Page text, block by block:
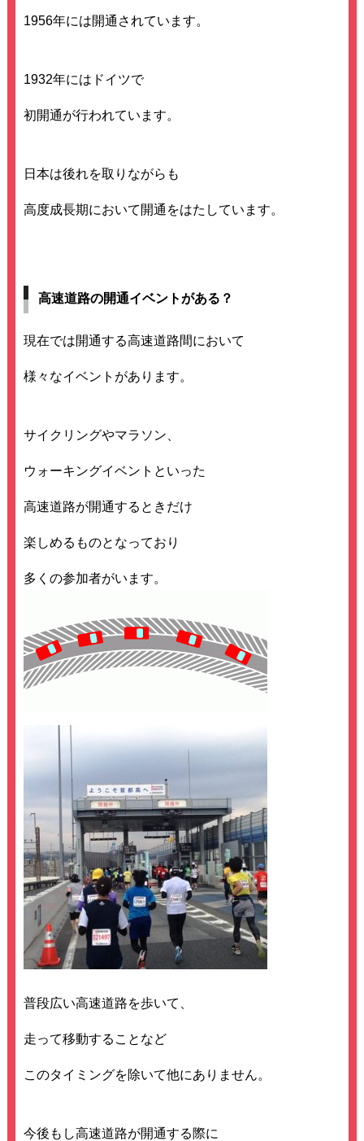
1956年には開通されています。
1932年にはドイツで
初開通が行われています。
日本は後れを取りながらも
高度成長期において開通をはたしています。
高速道路の開通イベントがある？
現在では開通する高速道路間において
様々なイベントがあります。
サイクリングやマラソン、
ウォーキングイベントといった
高速道路が開通するときだけ
楽しめるものとなっており
多くの参加者がいます。
普段広い高速道路を歩いて、
走って移動することなど
このタイミングを除いて他にありません。
今後もし高速道路が開通する際に